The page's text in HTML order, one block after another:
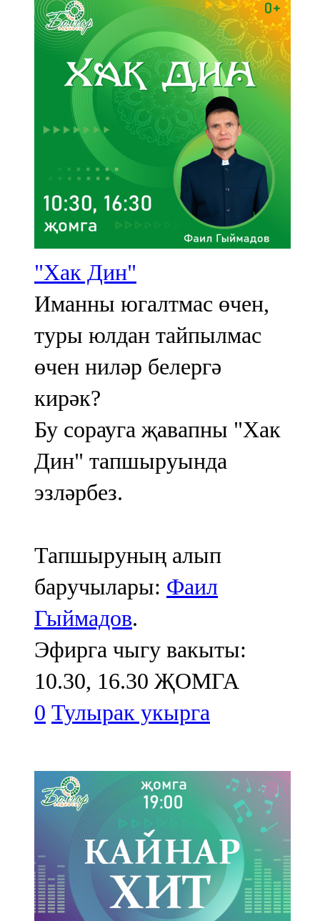
"Хак Дин"
Иманны югалтмас өчен,
туры юлдан тайпылмас
өчен ниләр белергә
кирәк?
Бу сорауга җавапны "Хак
Дин" тапшыруында
эзләрбез.
Тапшыруның алып
баручылары: Фаил
Гыймадов.
Эфирга чыгу вакыты:
10.30, 16.30 ҖОМГА
0 Тулырак укырга